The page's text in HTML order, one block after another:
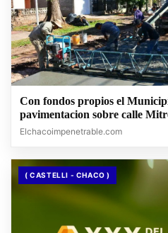
Con fondos propios el
pavimentacion sobre calle
Elchacoimpenetrable.com
( CASTELLI - CHACO )